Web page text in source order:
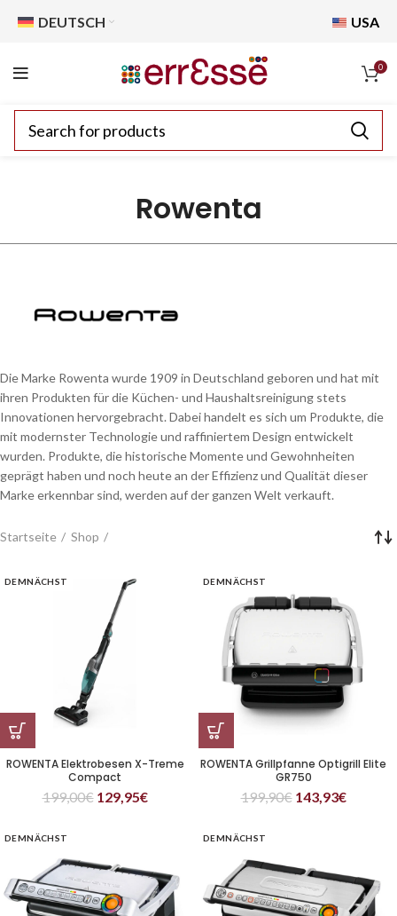
DEUTSCH USA
0
Rowenta
Die Marke Rowenta wurde 1909 in Deutschland geboren und hat mit
ihren Produkten für die Küchen- und Haushaltsreinigung stets
Innovationen hervorgebracht. Dabei handelt es sich um Produkte, die
mit modernster Technologie und raffiniertem Design entwickelt
wurden. Produkte, die historische Momente und Gewohnheiten
geprägt haben und noch heute an der Effizienz und Qualität dieser
Marke erkennbar sind, werden auf der ganzen Welt verkauft.
Startseite Shop
DEMNÄCHST
ROWENTA Elektrobesen X-Treme
Compact
199,00€ 129,95€
DEMNÄCHST
ROWENTA Grillpfanne Optigrill Elite
GR750
199,90€ 143,93€
DEMNÄCHST DEMNÄCHST